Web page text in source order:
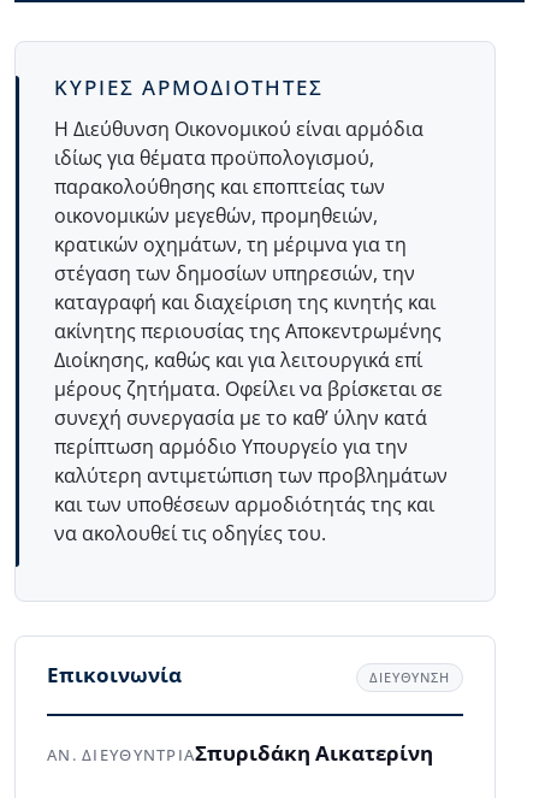
Body
ΚΥΡΙΕΣ ΑΡΜΟΔΙΟΤΗΤΕΣ
Η Διεύθυνση Οικονομικού είναι αρμόδια
ιδίως για θέματα προϋπολογισμού,
παρακολούθησης και εποπτείας των
οικονομικών μεγεθών, προμηθειών,
κρατικών οχημάτων, τη μέριμνα για τη
στέγαση των δημοσίων υπηρεσιών, την
καταγραφή και διαχείριση της κινητής και
ακίνητης περιουσίας της Αποκεντρωμένης
Διοίκησης, καθώς και για λειτουργικά επί
μέρους ζητήματα. Οφείλει να βρίσκεται σε
συνεχή συνεργασία με το καθ’ ύλην κατά
περίπτωση αρμόδιο Υπουργείο για την
καλύτερη αντιμετώπιση των προβλημάτων
και των υποθέσεων αρμοδιότητάς της και
να ακολουθεί τις οδηγίες του.
Επικοινωνία ΔΙΕΥΘΥΝΣΗ
ΑΝ. ΔΙΕΥΘΥΝΤΡΙΑΣπυριδάκη Αικατερίνη